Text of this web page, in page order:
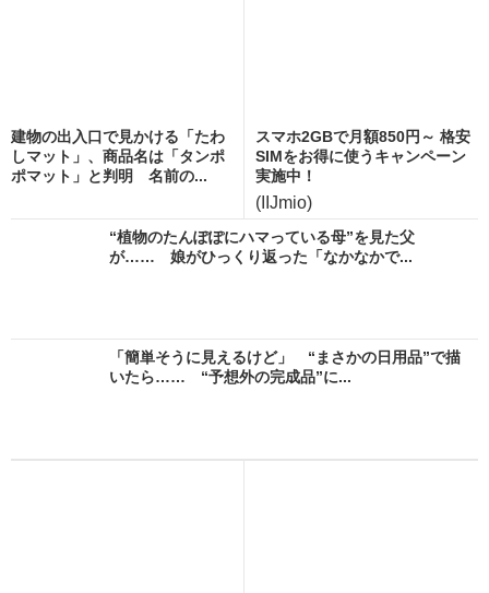
建物の出入口で見かける「たわ
しマット」、商品名は「タンポ
ポマット」と判明 名前の...
スマホ2GBで月額850円～ 格安
SIMをお得に使うキャンペーン
実施中！
(IIJmio)
“植物のたんぽぽにハマっている母”を見た父
が…… 娘がひっくり返った「なかなかで...
「簡単そうに見えるけど」 “まさかの日用品”で描
いたら…… “予想外の完成品”に...